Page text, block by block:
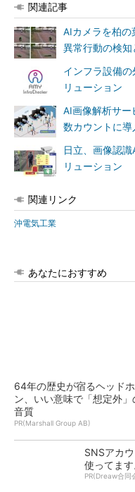
関連記事
AIカメラを柏の
異常行動の検
インフラ設備
リューション
AI画像解析サー
数カウントに
日立、画像認
リューション
関連リンク
沖電気工業
あなたにおすすめ
64年の歴史が宿るヘッドホ
ン、いい意味で「想定外」
音質
PR(Marshall Group AB)
SNSアカ
使ってます
PR(Dreaw合同